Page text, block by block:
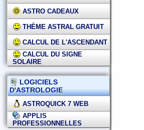
ASTRO CADEAUX
THÈME ASTRAL GRATUIT
CALCUL DE L'ASCENDANT
CALCUL DU SIGNE
SOLAIRE
LOGICIELS
D'ASTROLOGIE
ASTROQUICK 7 WEB
APPLIS
PROFESSIONNELLES